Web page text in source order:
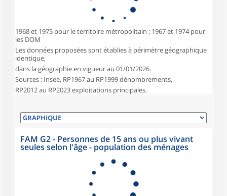
1968 et 1975 pour le territoire métropolitain ; 1967 et 1974 pour
les DOM
Les données proposées sont établies à périmètre géographique
identique,
dans la géographie en vigueur au 01/01/2026.
Sources : Insee, RP1967 au RP1999 dénombrements,
RP2012 au RP2023 exploitations principales.
FAM G2 - Personnes de 15 ans ou plus vivant
seules selon l'âge - population des ménages